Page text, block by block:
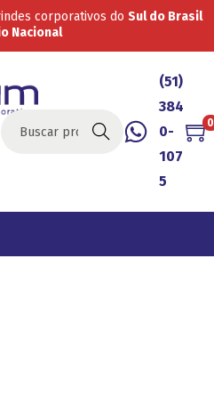
corporativos do Sul do Brasil
Nacional
Buscar
(51)
384
0-
107
5
0